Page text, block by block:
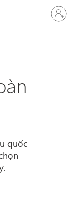
Đăng
nhập
tài
của
quốc